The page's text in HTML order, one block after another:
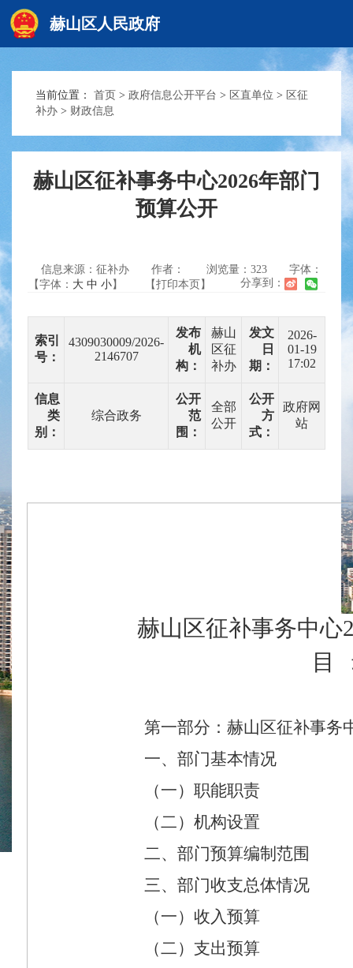
赫山区人民政府
赫山首页
信息公开
互动交流
当前位置： 首页 > 政府信息公开平台 > 区直单位 > 区征
补办 > 财政信息
赫山区征补事务中心2026年部门
预算公开
信息来源：征补办 作者： 浏览量： 323
字体：
【字体： 大 中 小】 【打印本页】 分享到：
索引
号：
4309030009/2026-
2146707
发布
机
构：
赫山
区征
补办
发文
日
期：
2026-
01-19
17:02
信息
类
别：
综合政务
公开
范
围：
全部
公开
公开
方
式：
政府网
站
赫山区征补事务中心
目
第一部分：赫山区征补事务
一、部门基本情况
（一）职能职责
（二）机构设置
二、部门预算编制范围
三、部门收支总体情况
（一）收入预算
（二）支出预算